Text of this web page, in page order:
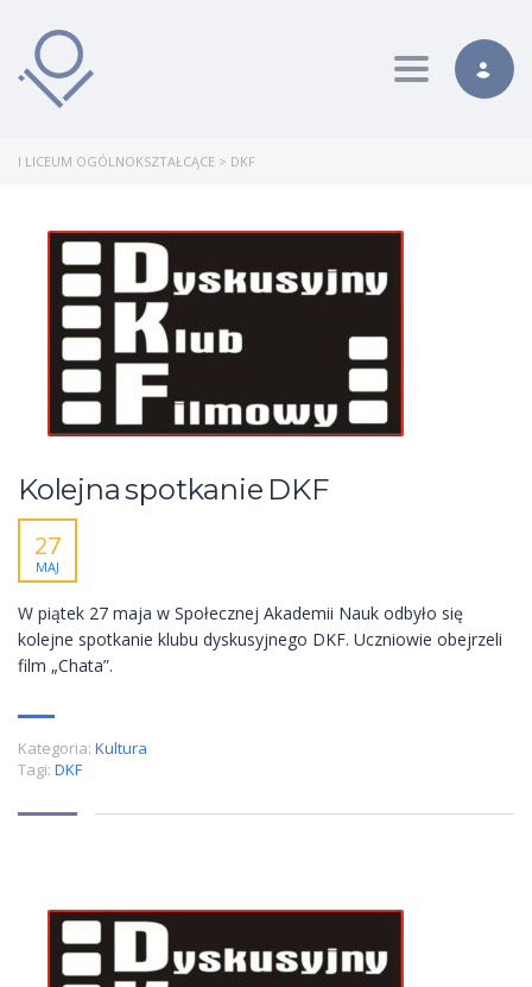
Toggle
I LICEUM OGÓLNOKSZTAŁCĄCE > DKF
Kolejna spotkanie DKF
27
MAJ
W piątek 27 maja w Społecznej Akademii Nauk odbyło się
kolejne spotkanie klubu dyskusyjnego DKF. Uczniowie obejrzeli
film „Chata”.
Kategoria: Kultura
Tagi: DKF